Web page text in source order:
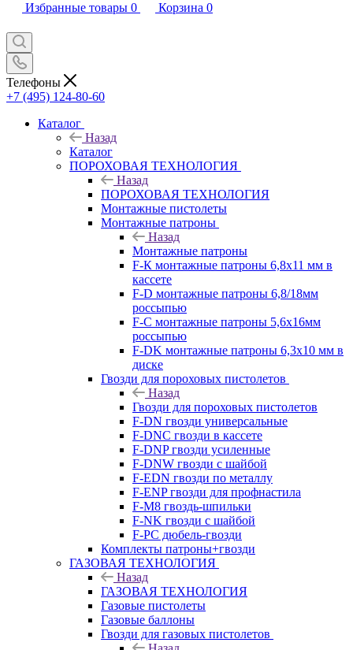
Избранные товары 0 Корзина 0
Телефоны
+7 (495) 124-80-60
Каталог
Назад
Каталог
ПОРОХОВАЯ ТЕХНОЛОГИЯ
Назад
ПОРОХОВАЯ ТЕХНОЛОГИЯ
Монтажные пистолеты
Монтажные патроны
Назад
Монтажные патроны
F-К монтажные патроны 6,8х11 мм в
кассете
F-D монтажные патроны 6,8/18мм
россыпью
F-C монтажные патроны 5,6х16мм
россыпью
F-DK монтажные патроны 6,3х10 мм в
диске
Гвозди для пороховых пистолетов
Назад
Гвозди для пороховых пистолетов
F-DN гвозди универсальные
F-DNC гвозди в кассете
F-DNP гвозди усиленные
F-DNW гвозди с шайбой
F-EDN гвозди по металлу
F-ENP гвозди для профнастила
F-M8 гвоздь-шпильки
F-NK гвозди с шайбой
F-PC дюбель-гвозди
Комплекты патроны+гвозди
ГАЗОВАЯ ТЕХНОЛОГИЯ
Назад
ГАЗОВАЯ ТЕХНОЛОГИЯ
Газовые пистолеты
Газовые баллоны
Гвозди для газовых пистолетов